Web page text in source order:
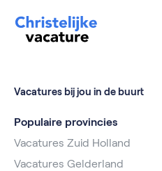
Vacatures bij jou in de buurt
Populaire provincies
Vacatures Zuid Holland
Vacatures Gelderland